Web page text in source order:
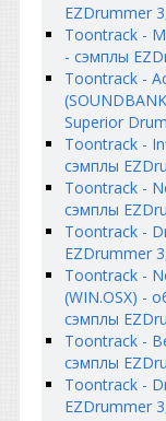
EZDrummer
Toontrack -
- сэмплы
Toontrack -
Superior
Toontrack -
сэмплы
Toontrack -
сэмплы
Toontrack -
EZDrummer
Toontrack -
(WIN.OSX) -
сэмплы
Toontrack -
сэмплы
Toontrack -
EZDrummer